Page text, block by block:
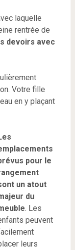
laquelle
rentrée de
devoirs avec
Votre fille
en y plaçant
pour le
un atout
du
. Les
peuvent
leurs